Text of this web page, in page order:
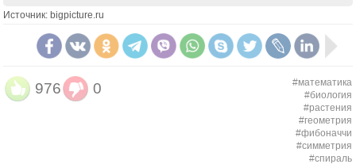
и яркая, чем у других. И вот лишь некоторые
примеры.
Романеско
Романеско отличается светло-зеленым цветом и
незабываемым видом, по своей форме напоминая
Источник: bigpicture.ru
976 0
#математика
#биология
#растения
#геометрия
#фибоначчи
#симметрия
#спираль